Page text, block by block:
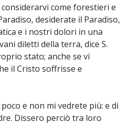
considerarvi come forestieri e
desiderate il Paradiso,
e i nostri dolori in una
diletti della terra, dice S.
stato; anche se vi
il Cristo soffrisse e
e non mi vedrete più: e di
Dissero perciò tra loro